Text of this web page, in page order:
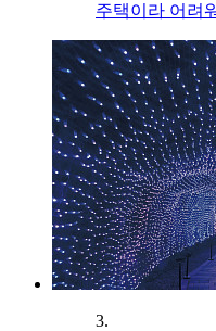
주택이라 어려
3.